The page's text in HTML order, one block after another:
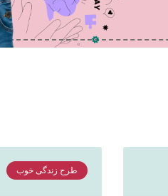
طرح زندگی خوب